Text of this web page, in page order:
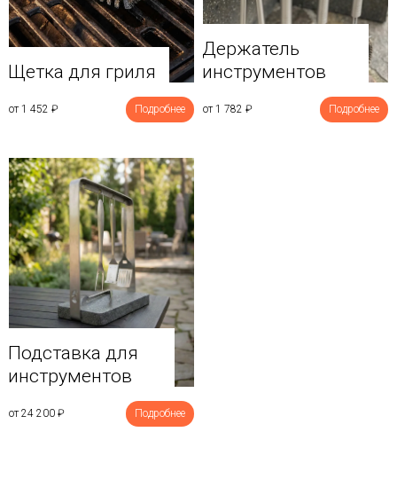
Щетка для гриля
от 1 452 ₽ Подробнее
Держатель
инструментов
от 1 782 ₽ Подробнее
Подставка для
инструментов
от 24 200 ₽ Подробнее